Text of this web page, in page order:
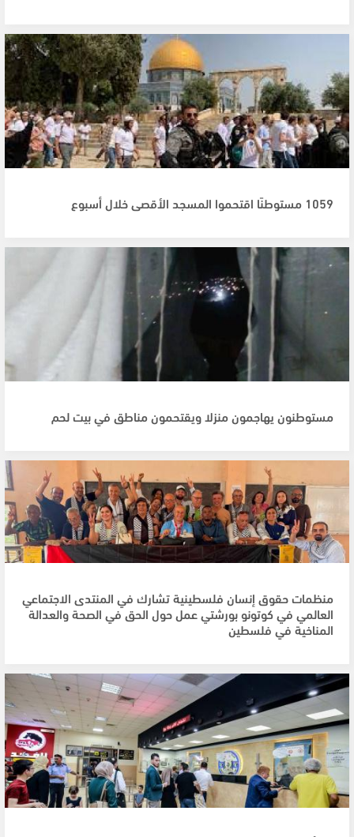
1059 مستوطنًا اقتحموا المسجد الأقصى خلال أسبوع
مستوطنون يهاجمون منزلا ويقتحمون مناطق في بيت لحم
منظمات حقوق إنسان فلسطينية تشارك في المنتدى الاجتماعي
العالمي في كوتونو بورشتي عمل حول الحق في الصحة والعدالة
المناخية في فلسطين